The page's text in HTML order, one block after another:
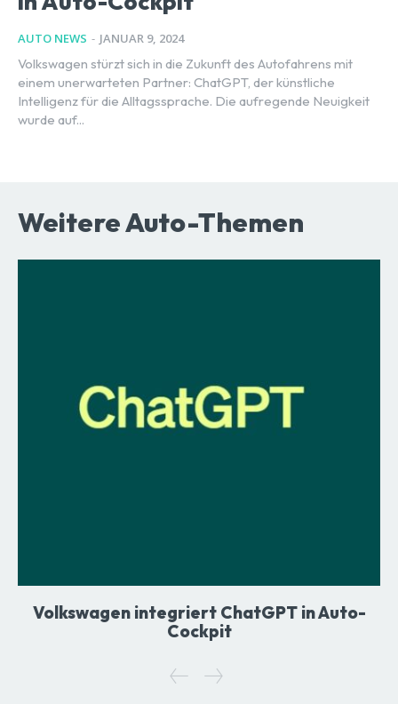
AUTO NEWS - JANUAR 9, 2024
Volkswagen stürzt sich in die Zukunft des Autofahrens mit
einem unerwarteten Partner: ChatGPT, der künstliche
Intelligenz für die Alltagssprache. Die aufregende Neuigkeit
wurde auf...
Weitere Auto-Themen
Volkswagen integriert ChatGPT in Auto-
Cockpit